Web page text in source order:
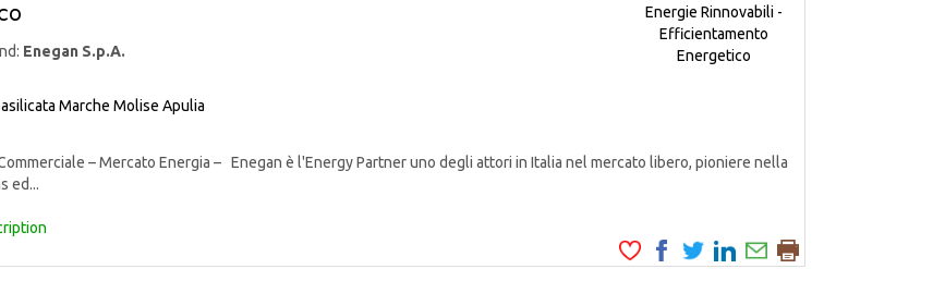
Enegan S.p.A.
Marche Molise Apulia
– Mercato Energia – Enegan è l'Energy Partner uno degli attori in Italia nel mercato libero, pioniere nella
ed...